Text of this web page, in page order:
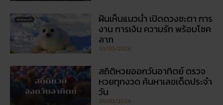
ฝันเห็นแมวน้ำ เปิดดวงชะตา การ
งาน การเงิน ความรัก พร้อมโชค
ลาภ
30/03/2026
สถิติหวยออกวันอาทิตย์ ตรวจ
หวยทุกงวด ค้นหาเลขเด็ดประจำ
วัน
30/03/2026